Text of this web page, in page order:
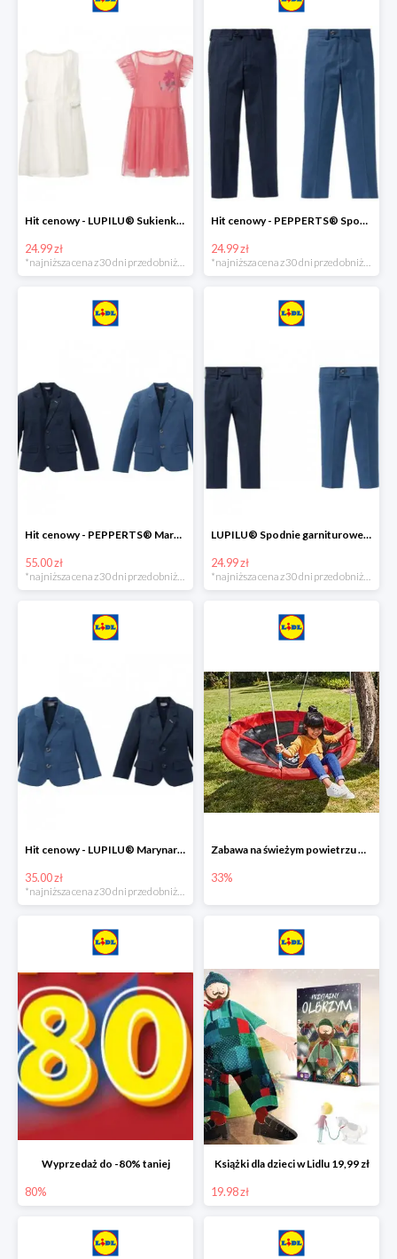
Hit cenowy - LUPILU® Sukienka dziewczęca
24.99 zł
Hit cenowy - PEPPERTS® Spodnie garniturowe młodzieżowe
24.99 zł
Hit cenowy - PEPPERTS® Marynarka młodzieżowa
55.00 zł
*najniższa cena z 30 dni przed obniżką
LUPILU® Spodnie garniturowe chłopięce
24.99 zł
*najniższa cena z 30 dni przed obniżką
Hit cenowy - LUPILU® Marynarka chłopięca
35.00 zł
Zabawa na świeżym powietrzu w Lidlu do -33%
33%
Wyprzedaż do -80% taniej
80%
Książki dla dzieci w Lidlu 19,99 zł
19.98 zł